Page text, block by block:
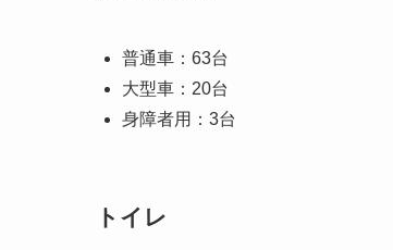
普通車：63台
大型車：20台
身障者用：3台
トイレ